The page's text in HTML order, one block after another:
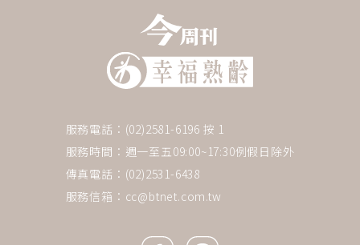
服務電話：(02)2581-6196 按 1
服務時間：週一至五09:00~17:30例假日除外
傳真電話：(02)2531-6438
服務信箱： cc@btnet.com.tw